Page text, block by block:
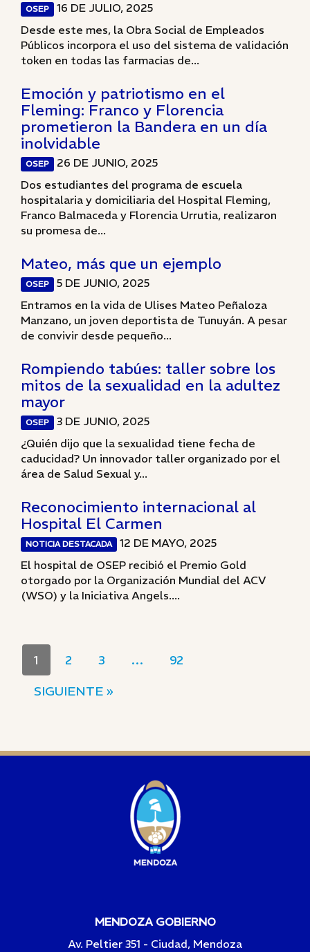
OSEP
16 DE JULIO, 2025
Desde este mes, la Obra Social de Empleados
Públicos incorpora el uso del sistema de validación
token en todas las farmacias de...
Emoción y patriotismo en el
Fleming: Franco y Florencia
prometieron la Bandera en un día
inolvidable
OSEP
26 DE JUNIO, 2025
Dos estudiantes del programa de escuela
hospitalaria y domiciliaria del Hospital Fleming,
Franco Balmaceda y Florencia Urrutia, realizaron
su promesa de...
Mateo, más que un ejemplo
OSEP
5 DE JUNIO, 2025
Entramos en la vida de Ulises Mateo Peñaloza
Manzano, un joven deportista de Tunuyán. A pesar
de convivir desde pequeño...
Rompiendo tabúes: taller sobre los
mitos de la sexualidad en la adultez
mayor
OSEP
3 DE JUNIO, 2025
¿Quién dijo que la sexualidad tiene fecha de
caducidad? Un innovador taller organizado por el
área de Salud Sexual y...
Reconocimiento internacional al
Hospital El Carmen
NOTICIA DESTACADA
12 DE MAYO, 2025
El hospital de OSEP recibió el Premio Gold
otorgado por la Organización Mundial del ACV
(WSO) y la Iniciativa Angels....
1 2 3 …
92
SIGUIENTE »
MENDOZA GOBIERNO
Av. Peltier 351 - Ciudad, Mendoza